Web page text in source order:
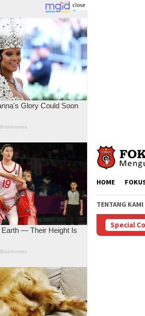
close
HOME
TENTANG KAMI
Special
Aniaya Wartawan, Berujung